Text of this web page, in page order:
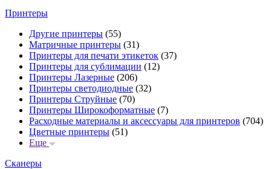
Принтеры
Другие принтеры (55)
Матричные принтеры (31)
Принтеры для печати этикеток (37)
Принтеры для сублимации (12)
Принтеры Лазерные (206)
Принтеры светодиодные (32)
Принтеры Струйные (70)
Принтеры Широкоформатные (7)
Расходные материалы и аксессуары для принтеров (704)
Цветные принтеры (51)
Еще
Сканеры